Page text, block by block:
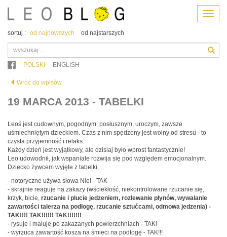
Menu
Wróć do wpisów
sortuj : od najnowszych od najstarszych
POLSKI ENGLISH
19 MARCA 2013 - TABELKI
Leoś jest cudownym, pogodnym, posłusznym, uroczym, zawsze
uśmiechniętym dzieckiem. Czas z nim spędzony jest wolny od stresu - to
czysta przyjemność i relaks.
Każdy dzień jest wyjątkowy, ale dzisiaj było wprost fantastycznie!
Leo udowodnił, jak wspaniale rozwija się pod względem emocjonalnym.
Dziecko żywcem wyjęte z tabelki.
- notoryczne używa słowa Nie! - TAK
- skrajnie reaguje na zakazy (wściekłość, niekontrolowane rzucanie się,
krzyk, bicie, rzucanie i plucie jedzeniem, rozlewanie płynów, wywalanie
zawartości talerza na podłogę, rzucanie sztućcami, odmowa jedzenia) -
TAK!!!! TAK!!!!!! TAK!!!!!!!
- rysuje i maluje po zakazanych powierzchniach - TAK!
- wyrzuca zawartość kosza na śmieci na podłogę - TAK!!!